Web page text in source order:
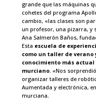
grande que las máquinas
cohetes del programa
cambio, «las clases son
un profesor, una pizarra, y
Ana Salmerón Baños,
Esta escuela de
como un taller de
conocimiento más
murciano. «Nos
organizar talleres de
Aumentada y electrónica,
murciana.